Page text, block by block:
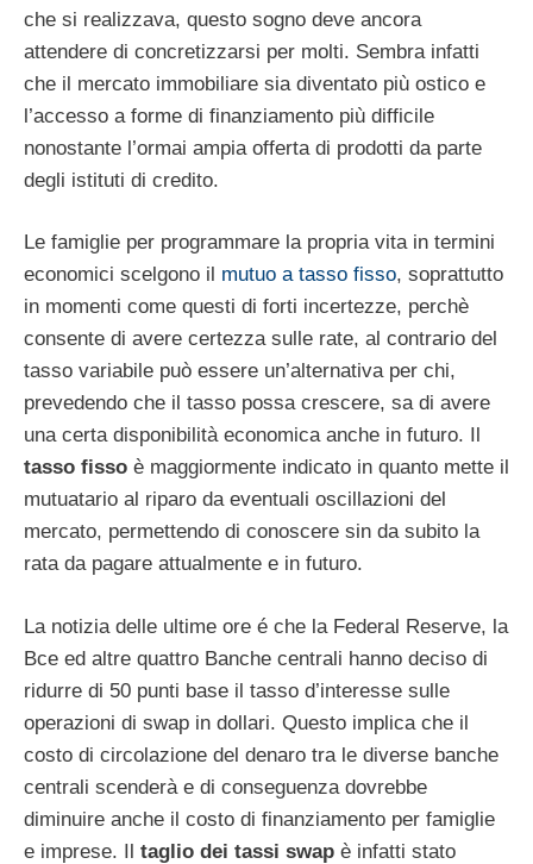
che si realizzava, questo sogno deve ancora
attendere di concretizzarsi per molti. Sembra infatti
che il mercato immobiliare sia diventato più ostico e
l’accesso a forme di finanziamento più difficile
nonostante l’ormai ampia offerta di prodotti da parte
degli istituti di credito.
Le famiglie per programmare la propria vita in termini
economici scelgono il mutuo a tasso fisso, soprattutto
in momenti come questi di forti incertezze, perchè
consente di avere certezza sulle rate, al contrario del
tasso variabile può essere un’alternativa per chi,
prevedendo che il tasso possa crescere, sa di avere
una certa disponibilità economica anche in futuro. Il
tasso fisso è maggiormente indicato in quanto mette il
mutuatario al riparo da eventuali oscillazioni del
mercato, permettendo di conoscere sin da subito la
rata da pagare attualmente e in futuro.
La notizia delle ultime ore é che la Federal Reserve, la
Bce ed altre quattro Banche centrali hanno deciso di
ridurre di 50 punti base il tasso d’interesse sulle
operazioni di swap in dollari. Questo implica che il
costo di circolazione del denaro tra le diverse banche
centrali scenderà e di conseguenza dovrebbe
diminuire anche il costo di finanziamento per famiglie
e imprese. Il taglio dei tassi swap è infatti stato